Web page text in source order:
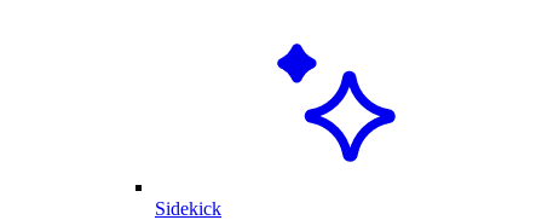
Sidekick